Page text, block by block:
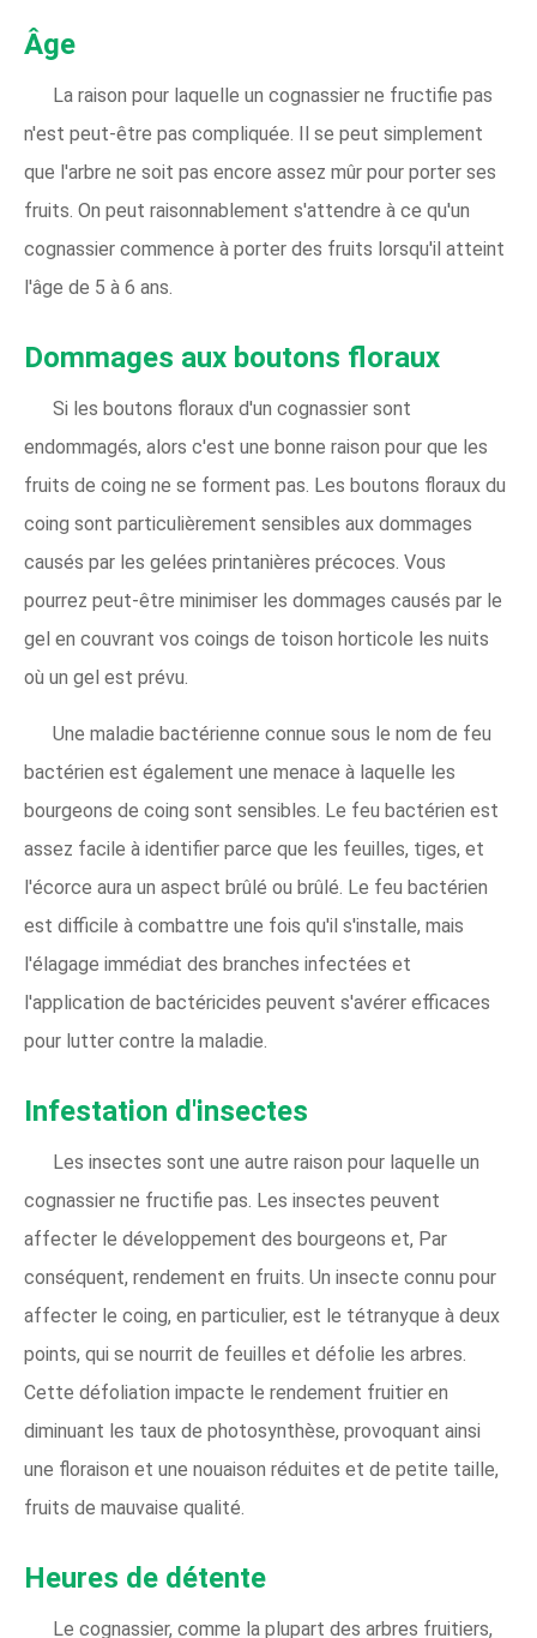
Âge
La raison pour laquelle un cognassier ne fructifie pas
n'est peut-être pas compliquée. Il se peut simplement
que l'arbre ne soit pas encore assez mûr pour porter ses
fruits. On peut raisonnablement s'attendre à ce qu'un
cognassier commence à porter des fruits lorsqu'il atteint
l'âge de 5 à 6 ans.
Dommages aux boutons floraux
Si les boutons floraux d'un cognassier sont
endommagés, alors c'est une bonne raison pour que les
fruits de coing ne se forment pas. Les boutons floraux du
coing sont particulièrement sensibles aux dommages
causés par les gelées printanières précoces. Vous
pourrez peut-être minimiser les dommages causés par le
gel en couvrant vos coings de toison horticole les nuits
où un gel est prévu.
Une maladie bactérienne connue sous le nom de feu
bactérien est également une menace à laquelle les
bourgeons de coing sont sensibles. Le feu bactérien est
assez facile à identifier parce que les feuilles, tiges, et
l'écorce aura un aspect brûlé ou brûlé. Le feu bactérien
est difficile à combattre une fois qu'il s'installe, mais
l'élagage immédiat des branches infectées et
l'application de bactéricides peuvent s'avérer efficaces
pour lutter contre la maladie.
Infestation d'insectes
Les insectes sont une autre raison pour laquelle un
cognassier ne fructifie pas. Les insectes peuvent
affecter le développement des bourgeons et, Par
conséquent, rendement en fruits. Un insecte connu pour
affecter le coing, en particulier, est le tétranyque à deux
points, qui se nourrit de feuilles et défolie les arbres.
Cette défoliation impacte le rendement fruitier en
diminuant les taux de photosynthèse, provoquant ainsi
une floraison et une nouaison réduites et de petite taille,
fruits de mauvaise qualité.
Heures de détente
Le cognassier, comme la plupart des arbres fruitiers,